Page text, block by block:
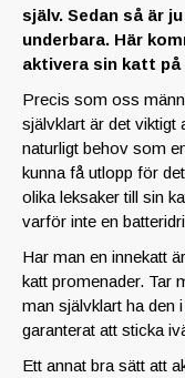
själv. Sedan så är
underbara. Här
aktivera sin katt
Precis som oss
självklart är det viktigt
naturligt behov som
kunna få utlopp för
olika leksaker till sin
varför inte en
Har man en innekatt
katt promenader. Tar
man självklart ha den
garanterat att sticka
Ett annat bra sätt att